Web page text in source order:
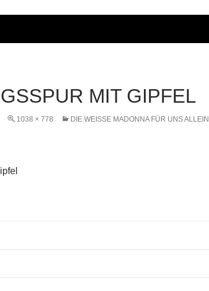
MIT GIPFEL
1038 × 778 DIE WEISSE MADONNA FÜR UNS ALLEINE